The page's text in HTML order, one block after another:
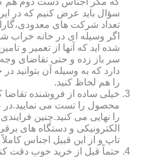
سؤال باید عرض کنیم که در
تعداد شرکت های
اگر وسیله ای در خانه خراب
شده اید که آنها از تعمیر و
سر باز زده و حتی تقاضای
دارد که به وسیله آن بتوانید
را هم لحاظ کنید.
خیلی ساده از فروشنده
محصول را تست می
را نهایی می کنید.چنین
الکترونیکی و دستگاه های
تاپ و از این قبیل اجناس
حتماً قبل از خرید خوب دقت